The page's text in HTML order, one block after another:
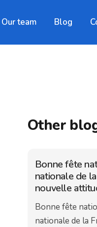
Our team Blog
Other
Bonne fête
nationale de
nouvelle
Bonne fête
nationale de la